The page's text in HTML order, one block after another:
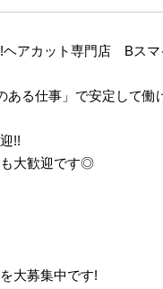
ヘアカット専門店 Bスマ
ある仕事」で安定して働
!!
大歓迎です◎
大募集中です!